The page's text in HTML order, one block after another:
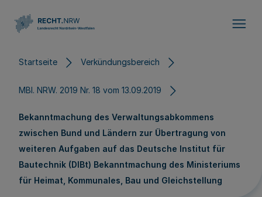
Startseite Verkündungsbereich
MBl. NRW. 2019 Nr. 18 vom 13.09.2019
Bekanntmachung des Verwaltungsabkommens
zwischen Bund und Ländern zur Übertragung von
weiteren Aufgaben auf das Deutsche Institut für
Bautechnik (DIBt) Bekanntmachung des Ministeriums
für Heimat, Kommunales, Bau und Gleichstellung